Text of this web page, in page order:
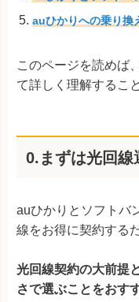
auひかりへの乗り換
このページを読めば
て詳しく理解するこ
0.まずは光回線
auひかりとソフトバ
線をお得に契約する
光回線契約の大前提
さで選ぶことをおす